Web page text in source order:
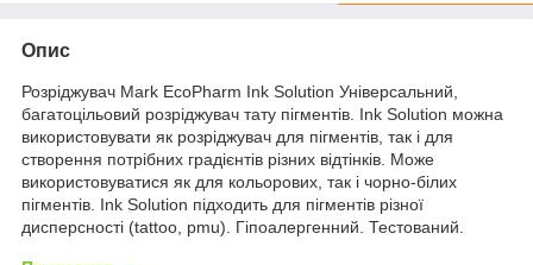
Опис
Розріджувач Mark EcoPharm Ink Solution Універсальний,
багатоцільовий розріджувач тату пігментів. Ink Solution можна
використовувати як розріджувач для пігментів, так і для
створення потрібних градієнтів різних відтінків. Може
використовуватися як для кольорових, так і чорно-білих
пігментів. Ink Solution підходить для пігментів різної
дисперсності (tattoo, pmu). Гіпоалергенний. Тестований.